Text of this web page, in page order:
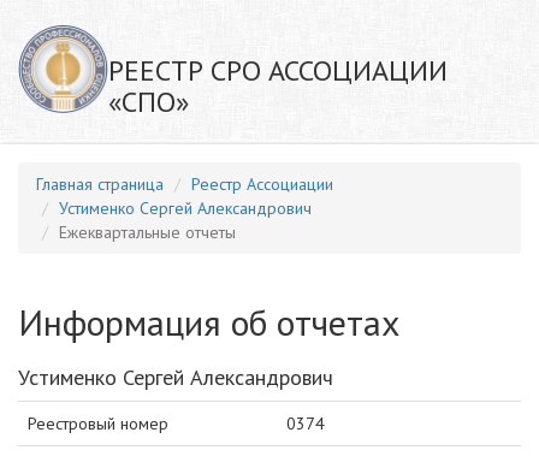
РЕЕСТР СРО АССОЦИАЦИИ
«СПО»
Главная страница
Реестр Ассоциации
Устименко Сергей Александрович
Ежеквартальные отчеты
Информация об отчетах
Устименко Сергей Александрович
Реестровый номер 0374